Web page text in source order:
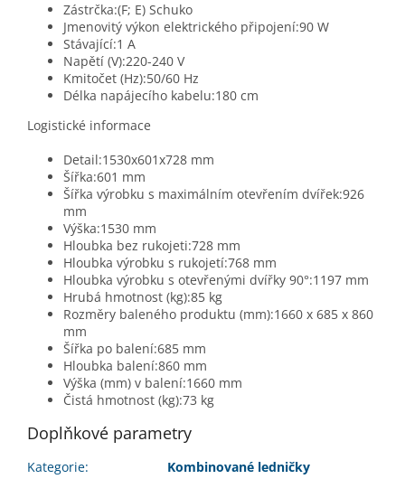
Zástrčka:(F; E) Schuko
Jmenovitý výkon elektrického připojení:90 W
Stávající:1 A
Napětí (V):220-240 V
Kmitočet (Hz):50/60 Hz
Délka napájecího kabelu:180 cm
Logistické informace
Detail:1530x601x728 mm
Šířka:601 mm
Šířka výrobku s maximálním otevřením dvířek:926
mm
Výška:1530 mm
Hloubka bez rukojeti:728 mm
Hloubka výrobku s rukojetí:768 mm
Hloubka výrobku s otevřenými dvířky 90°:1197 mm
Hrubá hmotnost (kg):85 kg
Rozměry baleného produktu (mm):1660 x 685 x 860
mm
Šířka po balení:685 mm
Hloubka balení:860 mm
Výška (mm) v balení:1660 mm
Čistá hmotnost (kg):73 kg
Doplňkové parametry
Kategorie:
Kombinované ledničky